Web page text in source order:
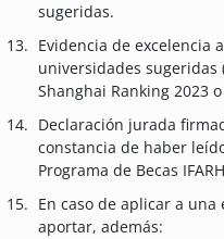
sugeridas.
Evidencia de excelencia
universidades
Shanghai Ranking 2023
Declaración jurada
constancia de haber
Programa de Becas
En caso de aplicar a
aportar, además: